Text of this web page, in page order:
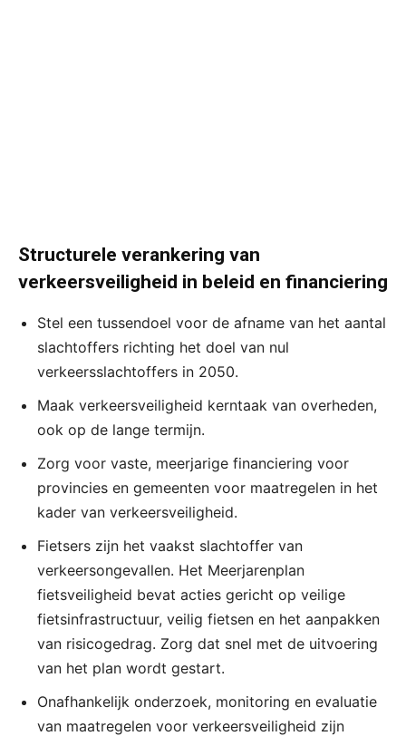
Structurele verankering van
verkeersveiligheid in beleid en financiering
Stel een tussendoel voor de afname van het aantal
slachtoffers richting het doel van nul
verkeersslachtoffers in 2050.
Maak verkeersveiligheid kerntaak van overheden,
ook op de lange termijn.
Zorg voor vaste, meerjarige financiering voor
provincies en gemeenten voor maatregelen in het
kader van verkeersveiligheid.
Fietsers zijn het vaakst slachtoffer van
verkeersongevallen. Het Meerjarenplan
fietsveiligheid bevat acties gericht op veilige
fietsinfrastructuur, veilig fietsen en het aanpakken
van risicogedrag. Zorg dat snel met de uitvoering
van het plan wordt gestart.
Onafhankelijk onderzoek, monitoring en evaluatie
van maatregelen voor verkeersveiligheid zijn